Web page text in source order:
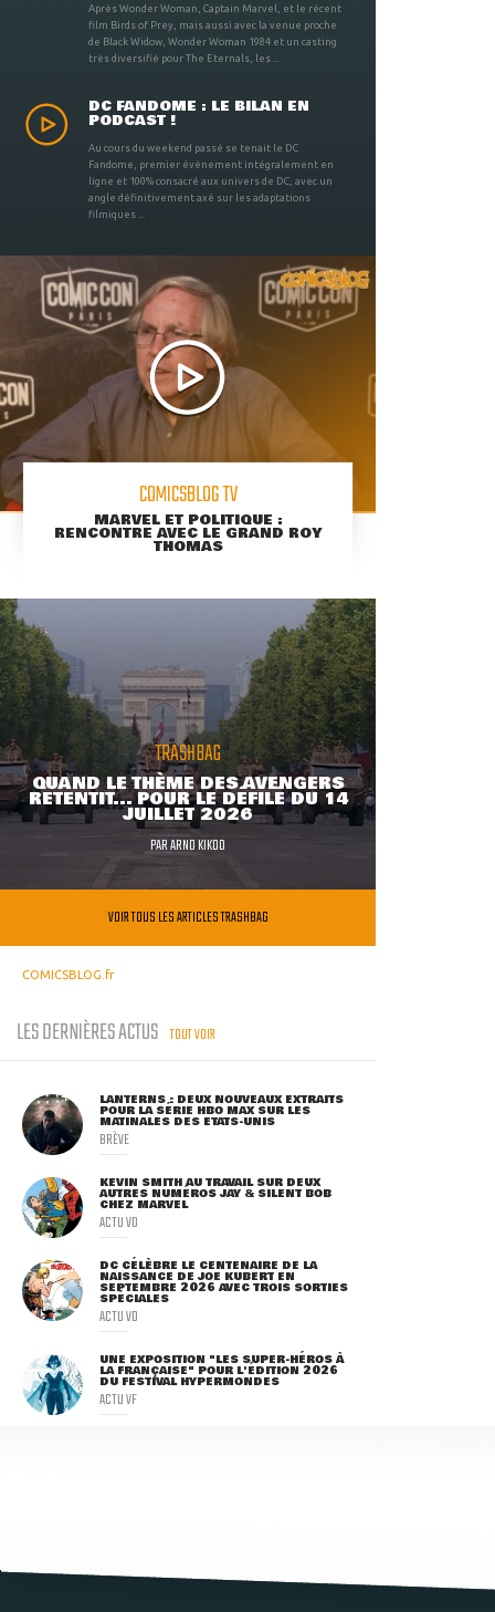
Après Wonder Woman, Captain Marvel, et le récent
film Birds of Prey, mais aussi avec la venue proche
de Black Widow, Wonder Woman 1984 et un casting
très diversifié pour The Eternals, les ...
DC FANDOME : LE BILAN EN
PODCAST !
Au cours du weekend passé se tenait le DC
Fandome, premier évènement intégralement en
ligne et 100% consacré aux univers de DC, avec un
angle définitivement axé sur les adaptations
filmiques ...
COMICSBLOG TV
MARVEL ET POLITIQUE :
RENCONTRE AVEC LE GRAND ROY
THOMAS
TRASHBAG
QUAND LE THÈME DES AVENGERS
RETENTIT... POUR LE DÉFILÉ DU 14
JUILLET 2026
PARARNO KIKOO
VOIR TOUS LES ARTICLES TRASHBAG
COMICSBLOG.fr
LES DERNIÈRES ACTUS TOUT VOIR
LANTERNS : DEUX NOUVEAUX EXTRAITS
POUR LA SÉRIE HBO MAX SUR LES
MATINALES DES ETATS-UNIS
BRÈVE
KEVIN SMITH AU TRAVAIL SUR DEUX
AUTRES NUMÉROS JAY & SILENT BOB
CHEZ MARVEL
ACTU VO
DC CÉLÈBRE LE CENTENAIRE DE LA
NAISSANCE DE JOE KUBERT EN
SEPTEMBRE 2026 AVEC TROIS SORTIES
SPÉCIALES
ACTU VO
UNE EXPOSITION "LES SUPER-HÉROS À
LA FRANÇAISE" POUR L'ÉDITION 2026
DU FESTIVAL HYPERMONDES
ACTU VF